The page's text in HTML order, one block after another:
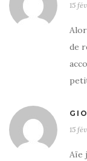
15
de
15
Aïe